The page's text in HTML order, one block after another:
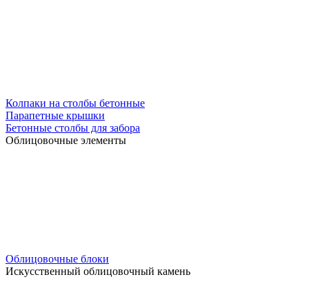
Колпаки на столбы бетонные
Парапетные крышки
Бетонные столбы для забора
Облицовочные элементы
Облицовочные блоки
Искусственный облицовочный камень